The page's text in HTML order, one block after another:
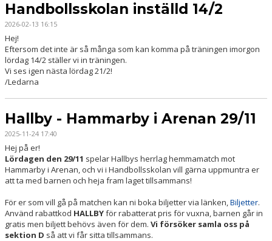
Handbollsskolan inställd 14/2
2026-02-13 16:15
Hej!
Eftersom det inte är så många som kan komma på träningen imorgon
lördag 14/2 ställer vi in träningen.
Vi ses igen nästa lördag21/2!
/Ledarna
Hallby - Hammarby i Arenan 29/11
2025-11-24 17:40
Hej på er!
Lördagen den 29/11 spelar Hallbys herrlag hemmamatch mot
Hammarby i Arenan, och vi i Handbollsskolan vill gärna uppmuntra er
att ta med barnen och heja fram laget tillsammans!
För er som vill gå på matchen kan ni boka biljetter via länken,Biljetter.
Använd rabattkod HALLBYför rabatterat pris för vuxna, barnen går in
gratis men biljett behövs även för dem. Vi försöker samla oss på
sektion D så att vi får sitta tillsammans.